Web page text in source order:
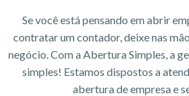
Se você está pensando em abrir
contratar um contador, deixe nas
negócio. Com a Abertura Simples, a
simples! Estamos dispostos a
abertura de empresa e